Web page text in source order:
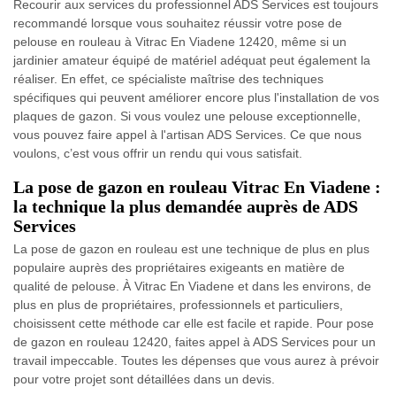
Recourir aux services du professionnel ADS Services est toujours
recommandé lorsque vous souhaitez réussir votre pose de
pelouse en rouleau à Vitrac En Viadene 12420, même si un
jardinier amateur équipé de matériel adéquat peut également la
réaliser. En effet, ce spécialiste maîtrise des techniques
spécifiques qui peuvent améliorer encore plus l'installation de vos
plaques de gazon. Si vous voulez une pelouse exceptionnelle,
vous pouvez faire appel à l'artisan ADS Services. Ce que nous
voulons, c’est vous offrir un rendu qui vous satisfait.
La pose de gazon en rouleau Vitrac En Viadene :
la technique la plus demandée auprès de ADS
Services
La pose de gazon en rouleau est une technique de plus en plus
populaire auprès des propriétaires exigeants en matière de
qualité de pelouse. À Vitrac En Viadene et dans les environs, de
plus en plus de propriétaires, professionnels et particuliers,
choisissent cette méthode car elle est facile et rapide. Pour pose
de gazon en rouleau 12420, faites appel à ADS Services pour un
travail impeccable. Toutes les dépenses que vous aurez à prévoir
pour votre projet sont détaillées dans un devis.